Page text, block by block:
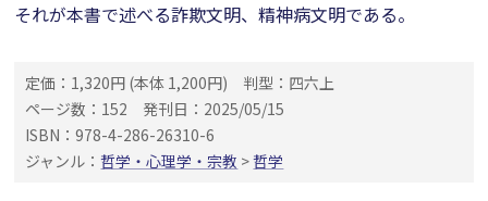
それが本書で述べる詐欺文明、精神病文明である。
定価：1,320円 (本体 1,200円)
判型：四六上
ページ数：152
発刊日：2025/05/15
ISBN：978-4-286-26310-6
ジャンル：哲学・心理学・宗教 >哲学